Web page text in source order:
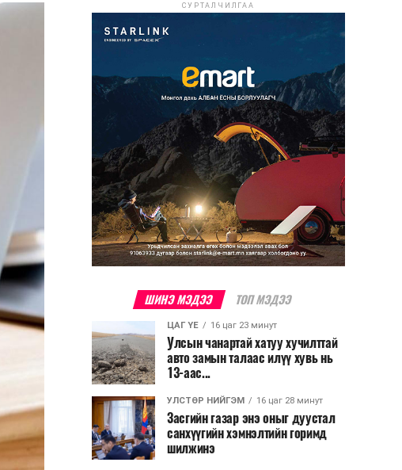
СУРТАЛЧИЛГАА
ШИНЭ МЭДЭЭ ТОП МЭДЭЭ
ЦАГ ҮЕ 16 цаг 23 минут
Улсын чанартай хатуу хучилттай
авто замын талаас илүү хувь нь
13-аас...
УЛСТӨР НИЙГЭМ 16 цаг 28 минут
Засгийн газар энэ оныг дуустал
санхүүгийн хэмнэлтийн горимд
шилжинэ